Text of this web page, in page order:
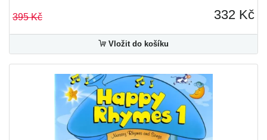
395 Kč 332 Kč
Vložit do košíku